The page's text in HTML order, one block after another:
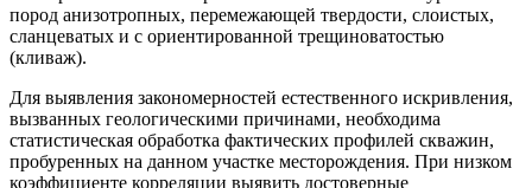
пород анизотропных, перемежающей твердости, слоистых,
сланцеватых и с ориентированной трещиноватостью
(кливаж).
Для выявления закономерностей естественного искривления,
вызванных геологическими причинами, необходима
статистическая обработка фактических профилей скважин,
пробуренных на данном участке месторождения. При низком
коэффициенте корреляции выявить достоверные